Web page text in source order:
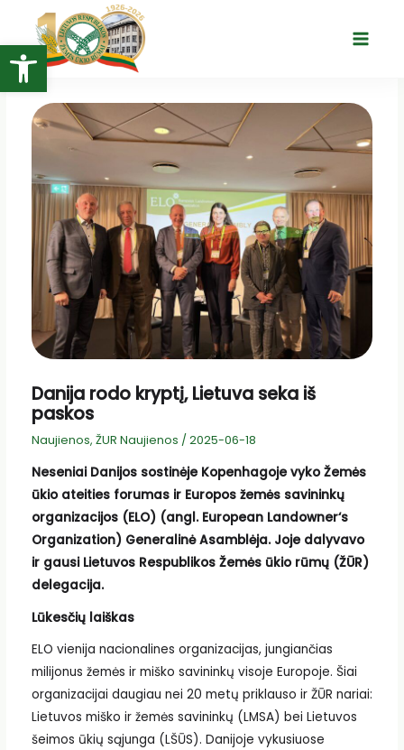
Open toolbar
turinio
Main
Danija rodo kryptį, Lietuva seka iš
paskos
Naujienos, ŽUR Naujienos / 2025-06-18
Neseniai Danijos sostinėje Kopenhagoje vyko Žemės
ūkio ateities forumas ir Europos žemės savininkų
organizacijos (ELO) (angl. European Landowner‘s
Organization) Generalinė Asamblėja. Joje dalyvavo
ir gausi Lietuvos Respublikos Žemės ūkio rūmų (ŽŪR)
delegacija.
Lūkesčių laiškas
ELO vienija nacionalines organizacijas, jungiančias
milijonus žemės ir miško savininkų visoje Europoje. Šiai
organizacijai daugiau nei 20 metų priklauso ir ŽŪR nariai:
Lietuvos miško ir žemės savininkų (LMSA) bei Lietuvos
šeimos ūkių sąjunga (LŠŪS). Danijoje vykusiuose